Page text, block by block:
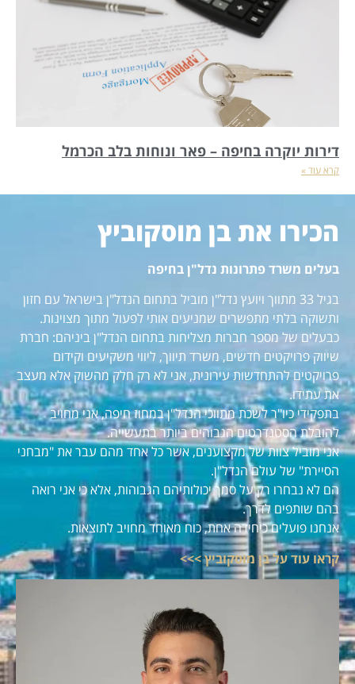
דירות יוקרה בחיפה – פאר ונוחות בלב הכרמל
קרא עוד »
הכירו את בן מוסקוביץ
בעלים משרד פתרונות נדל"ן בחיפה
בגיל 33 מתווך ויועץ נדל"ן מוביל בתחום הנדל"ן בישראל עם חזון
ותשוקה בלתי מתפשרים שמניעים אותי לפעול מתוך מצוינות.
כבעלים של מספר חברות מצליחות בתחום הנדל"ן ביניהם: חברת
שיווק פרויקטים חדשים, משרד תיווך, ליווי משקיעים וקידום
פרויקטים להתחדשות עירונית, אני לא רק חלק מהשוק אלא מעצב
את עתידו.
בתפקידי כיו"ר לשכת מתווכי הנדל"ן במחוז חיפה, אני מחויב
להובלת הסטנדרטים הגבוהים ביותר בתעשייה.
אני מוביל צוות של מקצוענים, אשר כל אחד מהם עבר את "מבחני
הסיירת" של עולם הנדל"ן.
הם לא נבחרו רק על סמך יכולותיהם הגבוהות, אלא כי אני רואה
בהם שותפים לדרך.
אנחנו פועלים כיחידה אחת, כוח מאוחד מחויב לתוצאות.
קראו עוד על בן מוסקוביץ >>>